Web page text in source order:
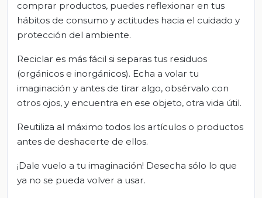
comprar productos, puedes reflexionar en tus
hábitos de consumo y actitudes hacia el cuidado y
protección del ambiente.
Reciclar es más fácil si separas tus residuos
(orgánicos e inorgánicos). Echa a volar tu
imaginación y antes de tirar algo, obsérvalo con
otros ojos, y encuentra en ese objeto, otra vida útil.
Reutiliza al máximo todos los artículos o productos
antes de deshacerte de ellos.
¡Dale vuelo a tu imaginación! Desecha sólo lo que
ya no se pueda volver a usar.